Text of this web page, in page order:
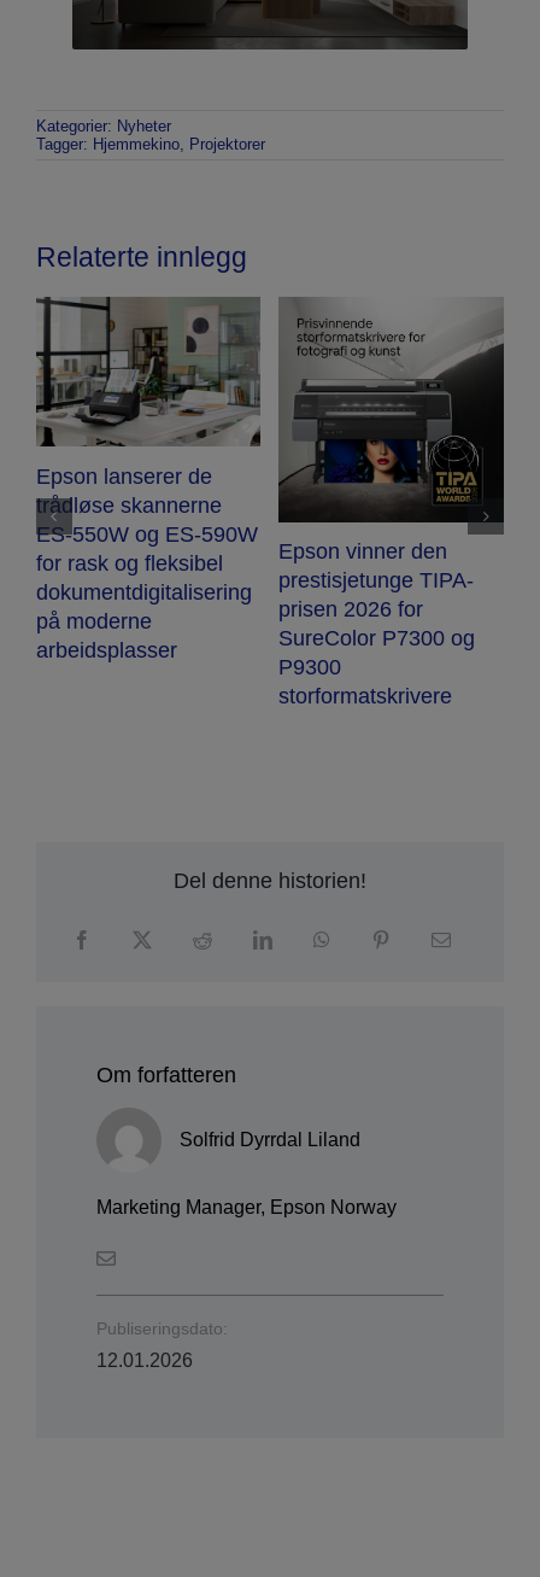
Kategorier: Nyheter
Tagger: Hjemmekino, Projektorer
Relaterte innlegg
Epson lanserer de
trådløse skannerne
ES-550W og ES-590W
for rask og fleksibel
dokumentdigitalisering
på moderne
arbeidsplasser
Epson vinner den
prestisjetunge TIPA-
prisen 2026 for
SureColor P7300 og
P9300
storformatskrivere
Del denne historien!
Om forfatteren
Solfrid Dyrrdal Liland
Marketing Manager, Epson Norway
Publiseringsdato:
12.01.2026